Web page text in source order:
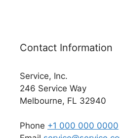
Contact Information
Service, Inc.
246 Service Way
Melbourne, FL 32940
Phone +1 000 000 0000